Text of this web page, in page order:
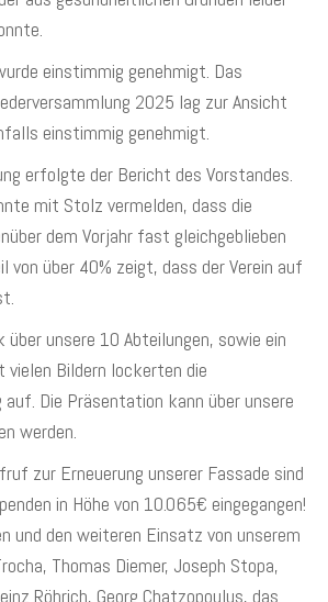
einstimmig genehmigt. Das
2025 lag zur Ansicht
einstimmig genehmigt.
erfolgte der Bericht des Vorstandes.
mit Stolz vermelden, dass die
dem Vorjahr fast gleichgeblieben
von über 40% zeigt, dass der Verein auf
über unsere 10 Abteilungen, sowie ein
Bildern lockerten die
Die Präsentation kann über unsere
werden.
zur Erneuerung unserer Fassade sind
in Höhe von 10.065€ eingegangen!
und den weiteren Einsatz von unserem
Thomas Diemer, Joseph Stopa,
Röhrich, Georg Chatzopoulus, das